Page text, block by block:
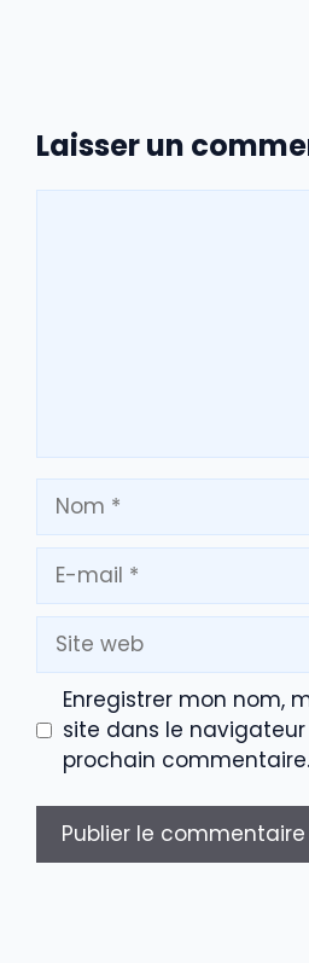
Laisser un
Nom
mail
Site
web
Enregistrer mon nom,
site dans le
prochain commentaire.